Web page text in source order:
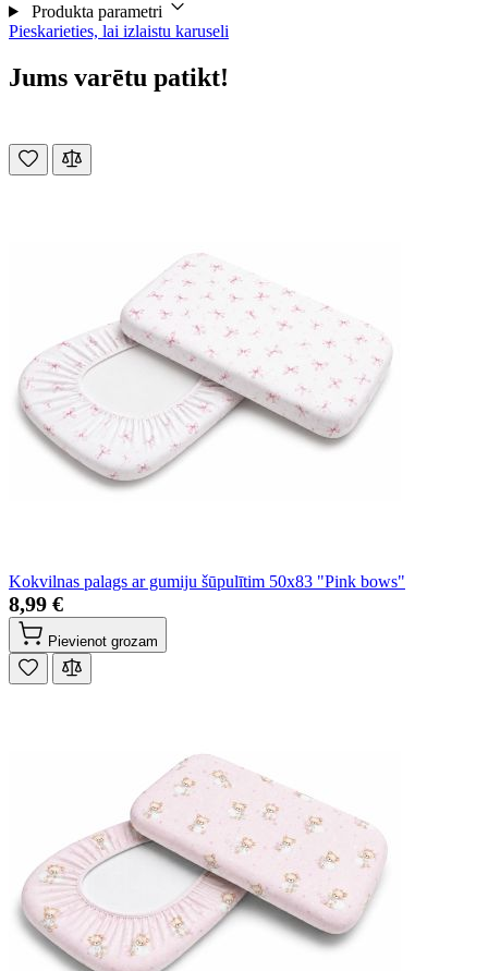
Produkta parametri
Pieskarieties, lai izlaistu karuseli
Jums varētu patikt!
Kokvilnas palags ar gumiju šūpulītim 50x83 "Pink bows"
8,99 €
Pievienot grozam